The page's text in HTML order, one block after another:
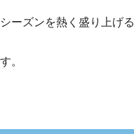
ーズンを熱く盛り上
。